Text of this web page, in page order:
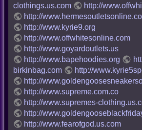
clothings.us.com
http://
http://
http://www.kyrie9.org
http://www.offwhitesonline.com
http://www.goyardoutlets.us
http://www.bapehoodies.org
birkinbag.com
http://
http://
http://www.supreme.com.co
http://www.supremes-
http://
http://www.fearofgod.us.com